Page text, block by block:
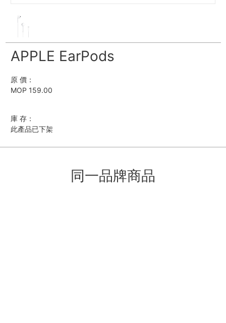
APPLE EarPods
原 價：
MOP 159.00
庫 存：
此產品已下架
同一品牌商品